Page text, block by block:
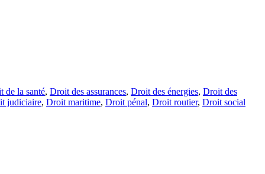
de la santé, Droit des assurances, Droit des énergies, Droit des
judiciaire, Droit maritime, Droit pénal, Droit routier, Droit social